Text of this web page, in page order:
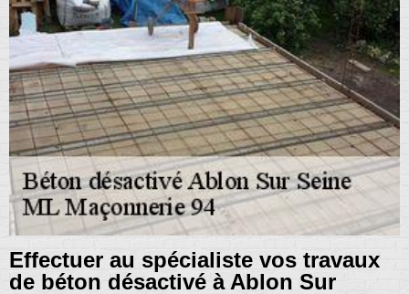
Effectuer au spécialiste vos travaux
de béton désactivé à Ablon Sur